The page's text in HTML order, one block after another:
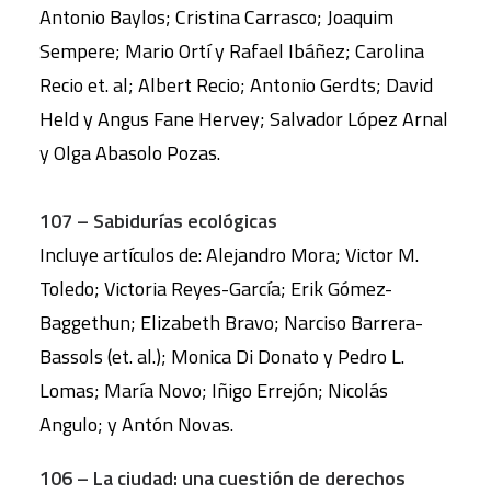
Antonio Baylos; Cristina Carrasco; Joaquim
Sempere; Mario Ortí y Rafael Ibáñez; Carolina
Recio et. al; Albert Recio; Antonio Gerdts; David
Held y Angus Fane Hervey; Salvador López Arnal
y Olga Abasolo Pozas.
107 – Sabidurías ecológicas
Incluye artículos de: Alejandro Mora; Victor M.
Toledo; Victoria Reyes-García; Erik Gómez-
Baggethun; Elizabeth Bravo; Narciso Barrera-
Bassols (et. al.); Monica Di Donato y Pedro L.
Lomas; María Novo; Iñigo Errejón; Nicolás
Angulo; y Antón Novas.
106 – La ciudad: una cuestión de derechos